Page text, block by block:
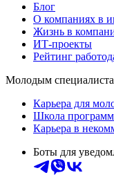
Блог
О компаниях в
Жизнь в
ИТ-проекты
Рейтинг
Молодым
Карьера для
Школа
Карьера в
Боты для